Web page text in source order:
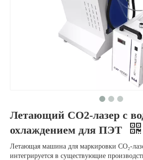
Летающий CO2-лазер с
охлаждением для ПЭТ
Летающая машина для маркировки CO₂-
интегрируется в существующие